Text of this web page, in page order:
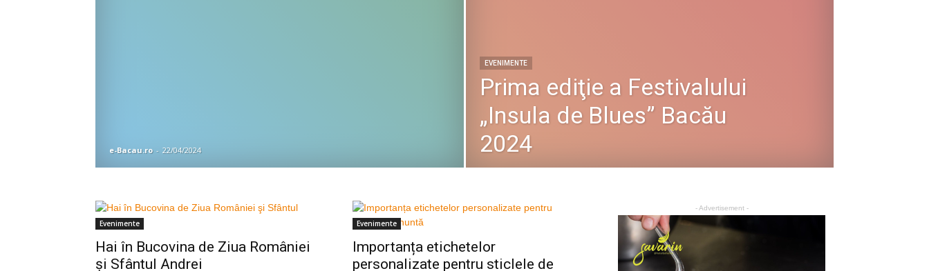
e-Bacau.ro - 22/04/2024
EVENIMENTE
Prima ediţie a Festivalului
„Insula de Blues” Bacău
2024
Evenimente
Hai în Bucovina de Ziua României
şi Sfântul Andrei
Evenimente
Importanța etichetelor
personalizate pentru sticlele de
- Advertisement -